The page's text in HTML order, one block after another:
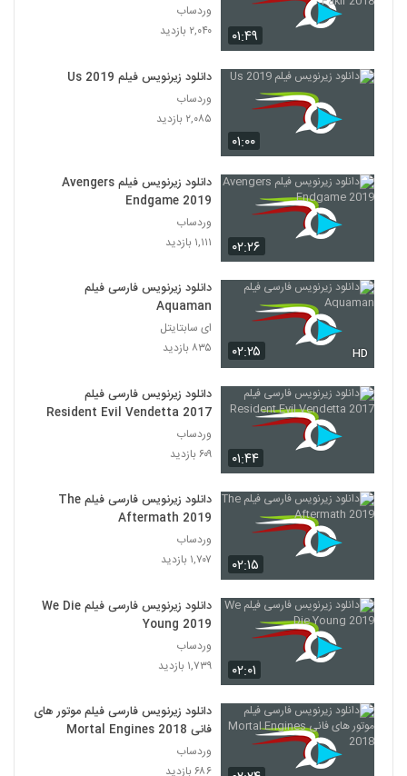
۰۱:۴۹
Fakir 2018
وردساب
۲,۰۴۰ بازدید
۰۱:۰۰
دانلود زیرنویس فیلم Us 2019
وردساب
۲,۰۸۵ بازدید
۰۲:۲۶
دانلود زیرنویس فیلم Avengers
Endgame 2019
وردساب
۱,۱۱۱ بازدید
۰۲:۲۵ HD
دانلود زیرنویس فارسی فیلم
Aquaman
ای سابتایتل
۸۳۵ بازدید
۰۱:۴۴
دانلود زیرنویس فارسی فیلم
Resident Evil Vendetta 2017
وردساب
۶۰۹ بازدید
۰۲:۱۵
دانلود زیرنویس فارسی فیلم The
Aftermath 2019
وردساب
۱,۷۰۷ بازدید
۰۲:۰۱
دانلود زیرنویس فارسی فیلم We Die
Young 2019
وردساب
۱,۷۳۹ بازدید
دانلود زیرنویس فارسی فیلم موتور های
فانی Mortal Engines 2018
وردساب
۶۸۶ بازدید